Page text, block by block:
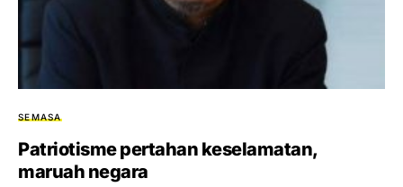
SEMASA
Patriotisme pertahan keselamatan,
maruah negara